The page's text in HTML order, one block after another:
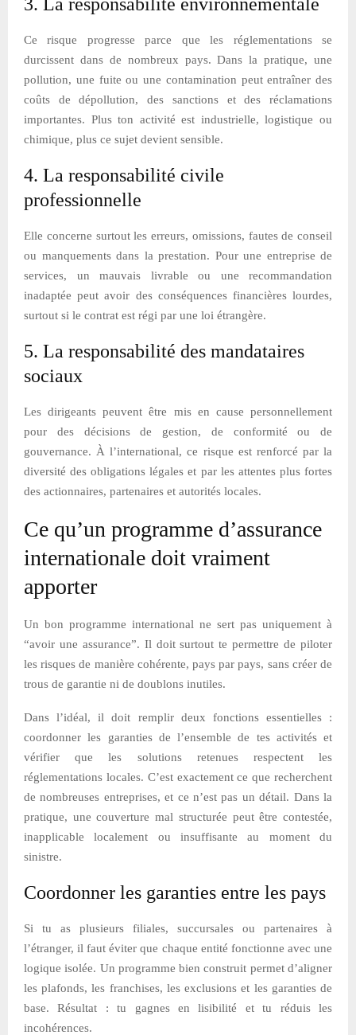
Ce risque progresse parce que les réglementations se
durcissent dans de nombreux pays. Dans la pratique, une
pollution, une fuite ou une contamination peut entraîner des
coûts de dépollution, des sanctions et des réclamations
importantes. Plus ton activité est industrielle, logistique ou
chimique, plus ce sujet devient sensible.
4. La responsabilité civile
professionnelle
Elle concerne surtout les erreurs, omissions, fautes de conseil
ou manquements dans la prestation. Pour une entreprise de
services, un mauvais livrable ou une recommandation
inadaptée peut avoir des conséquences financières lourdes,
surtout si le contrat est régi par une loi étrangère.
5. La responsabilité des mandataires
sociaux
Les dirigeants peuvent être mis en cause personnellement
pour des décisions de gestion, de conformité ou de
gouvernance. À l’international, ce risque est renforcé par la
diversité des obligations légales et par les attentes plus fortes
des actionnaires, partenaires et autorités locales.
Ce qu’un programme d’assurance
internationale doit vraiment
apporter
Un bon programme international ne sert pas uniquement à
“avoir une assurance”. Il doit surtout te permettre de piloter
les risques de manière cohérente, pays par pays, sans créer de
trous de garantie ni de doublons inutiles.
Dans l’idéal, il doit remplir deux fonctions essentielles :
coordonner les garanties de l’ensemble de tes activités et
vérifier que les solutions retenues respectent les
réglementations locales. C’est exactement ce que recherchent
de nombreuses entreprises, et ce n’est pas un détail. Dans la
pratique, une couverture mal structurée peut être contestée,
inapplicable localement ou insuffisante au moment du
sinistre.
Coordonner les garanties entre les pays
Si tu as plusieurs filiales, succursales ou partenaires à
l’étranger, il faut éviter que chaque entité fonctionne avec une
logique isolée. Un programme bien construit permet d’aligner
les plafonds, les franchises, les exclusions et les garanties de
base. Résultat : tu gagnes en lisibilité et tu réduis les
incohérences.